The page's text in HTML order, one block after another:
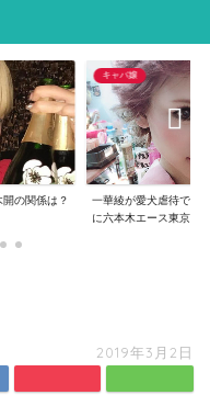
の関係は？
キャバ嬢
一華綾が愛犬虐待で炎
に六本木エース東京...
2019年3月2日